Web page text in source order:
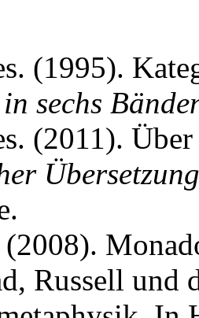
(1995).
sechs
(2011).
Übersetzung
(2008).
Russell und